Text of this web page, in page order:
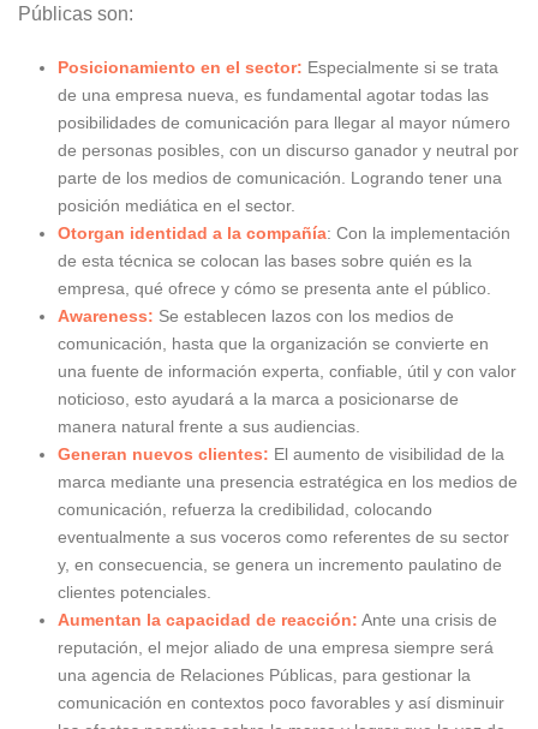
Públicas son:
Posicionamiento en el sector: Especialmente si se trata
de una empresa nueva, es fundamental agotar todas las
posibilidades de comunicación para llegar al mayor número
de personas posibles, con un discurso ganador y neutral por
parte de los medios de comunicación. Logrando tener una
posición mediática en el sector.
Otorgan identidad a la compañía: Con la implementación
de esta técnica se colocan las bases sobre quién es la
empresa, qué ofrece y cómo se presenta ante el público.
Awareness: Se establecen lazos con los medios de
comunicación, hasta que la organización se convierte en
una fuente de información experta, confiable, útil y con valor
noticioso, esto ayudará a la marca a posicionarse de
manera natural frente a sus audiencias.
Generan nuevos clientes: El aumento de visibilidad de la
marca mediante una presencia estratégica en los medios de
comunicación, refuerza la credibilidad, colocando
eventualmente a sus voceros como referentes de su sector
y, en consecuencia, se genera un incremento paulatino de
clientes potenciales.
Aumentan la capacidad de reacción: Ante una crisis de
reputación, el mejor aliado de una empresa siempre será
una agencia de Relaciones Públicas, para gestionar la
comunicación en contextos poco favorables y así disminuir